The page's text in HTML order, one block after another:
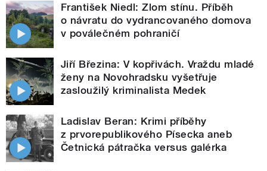
František Niedl: Zlom stínu. Příběh
o návratu do vydrancovaného domova
v poválečném pohraničí
Jiří Březina: V kopřivách. Vraždu mladé
ženy na Novohradsku vyšetřuje
zasloužilý kriminalista Medek
Ladislav Beran: Krimi příběhy
z prvorepublikového Písecka aneb
Četnická pátračka versus galérka